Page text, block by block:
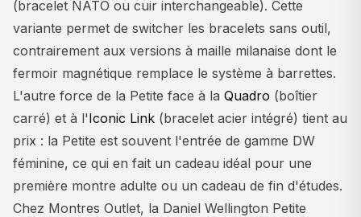
(bracelet NATO ou cuir interchangeable). Cette
variante permet de switcher les bracelets sans outil,
contrairement aux versions à maille milanaise dont le
fermoir magnétique remplace le système à barrettes.
L'autre force de la Petite face à la Quadro (boîtier
carré) et à l'Iconic Link (bracelet acier intégré) tient au
prix : la Petite est souvent l'entrée de gamme DW
féminine, ce qui en fait un cadeau idéal pour une
première montre adulte ou un cadeau de fin d'études.
Chez Montres Outlet, la Daniel Wellington Petite